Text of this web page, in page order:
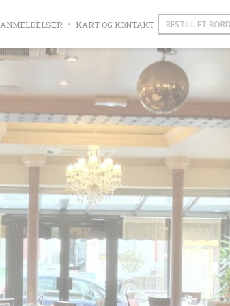
ANMELDELSER KART OG KONTAKT BESTILL ET BORD